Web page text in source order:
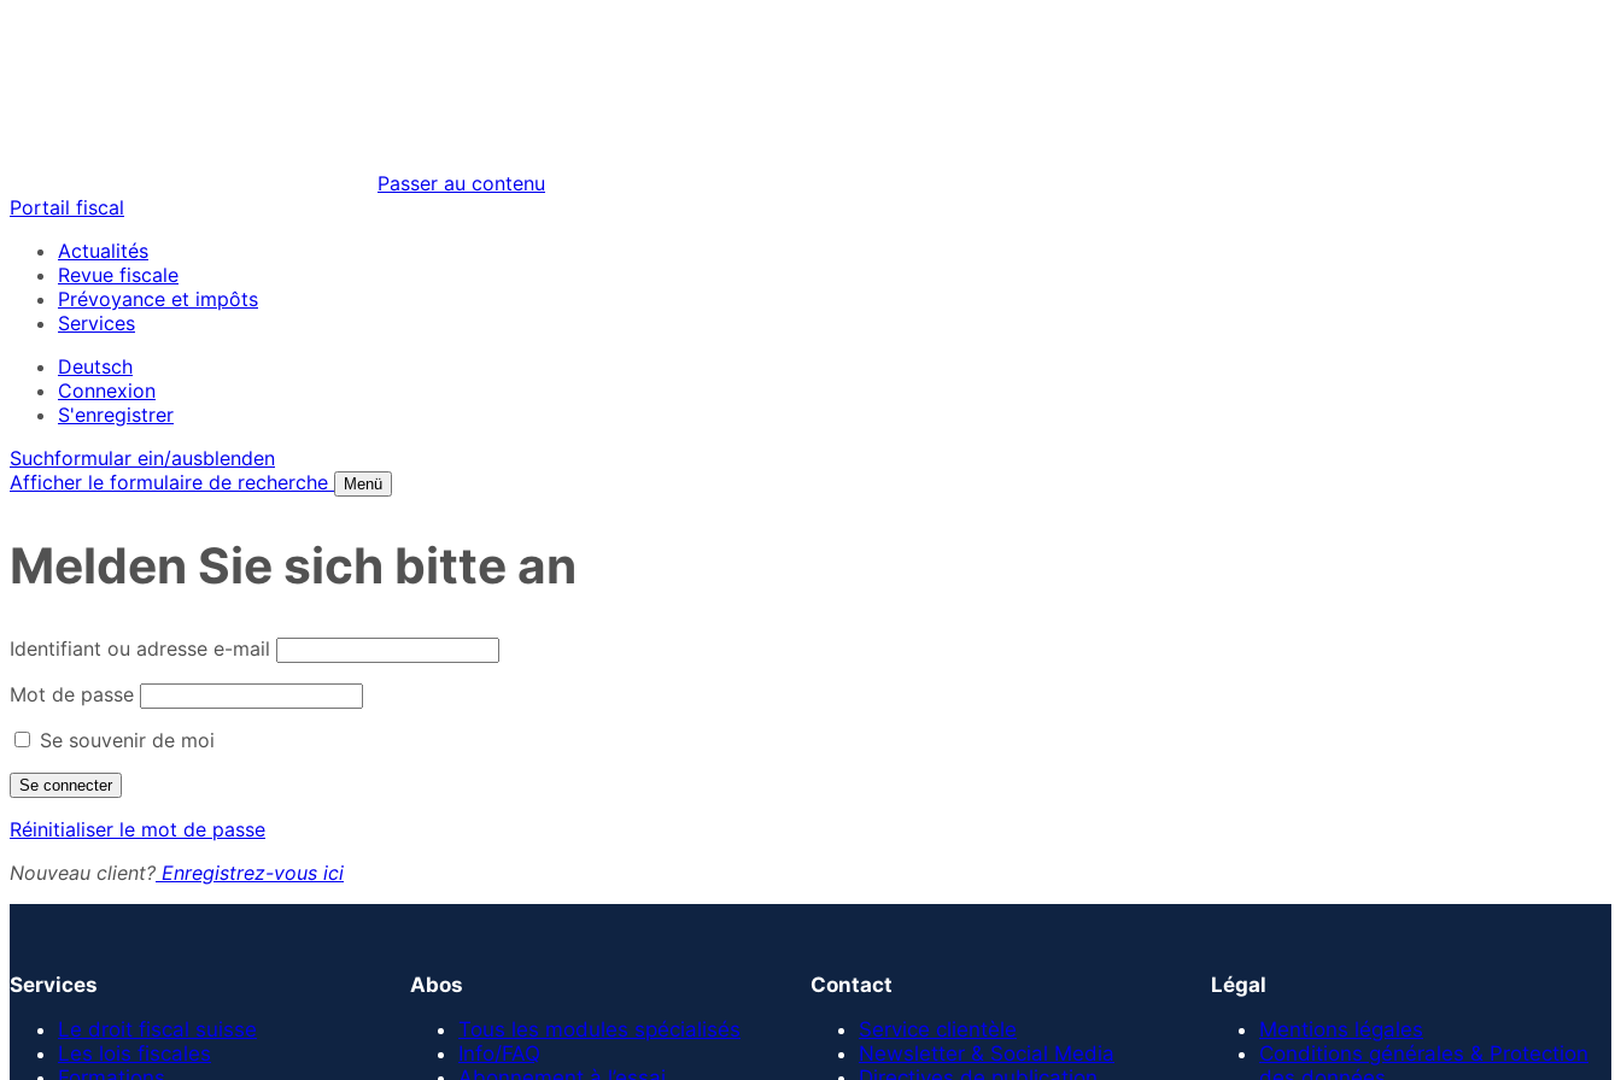
Passer au contenu
Portail fiscal
Actualités
Revue fiscale
Prévoyance et impôts
Services
Deutsch
Connexion
S'enregistrer
Suchformular ein/ausblenden
Afficher le formulaire de recherche
Menü
Melden Sie sich bitte an
Identifiant ou adresse e-mail
Mot de passe
Se souvenir de moi
Réinitialiser le mot de passe
Nouveau client? Enregistrez-vous ici
Services
Le droit fiscal suisse
Les lois fiscales
Abos
Tous les modules spécialisés
Info/FAQ
Contact
Service clientèle
Newsletter & Social Media
Légal
Mentions légales
Conditions générales & Protection